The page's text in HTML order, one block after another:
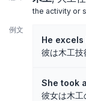
the activity or
例文
He
彼は木工技
She took
彼女は木工